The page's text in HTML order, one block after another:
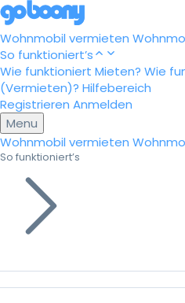
Wohnmobil vermieten
So funktioniert’s
Wie funktioniert Mieten? Wie
(Vermieten)? Hilfebereich
Registrieren Anmelden
Menu
Wohnmobil vermieten
So funktioniert’s